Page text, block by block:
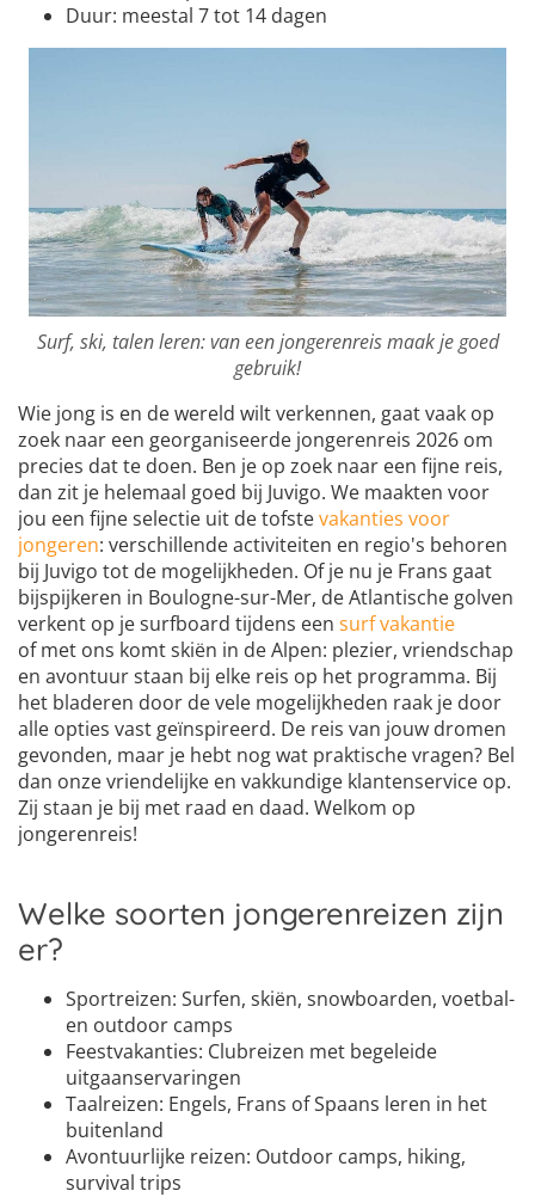
Duur: meestal 7 tot 14 dagen
Surf, ski, talen leren: van een jongerenreis maak je goed
gebruik!
Wie jong is en de wereld wilt verkennen, gaat vaak op
zoek naar een georganiseerde jongerenreis 2026 om
precies dat te doen. Ben je op zoek naar een fijne reis,
dan zit je helemaal goed bij Juvigo. We maakten voor
jou een fijne selectie uit de tofstevakanties voor
jongeren: verschillende activiteiten en regio's behoren
bij Juvigo tot de mogelijkheden. Of je nu je Frans gaat
bijspijkeren in Boulogne-sur-Mer, de Atlantische golven
verkent op je surfboard tijdens een surf vakantie
of met ons komt skiën in de Alpen: plezier, vriendschap
en avontuur staan bij elke reis op het programma. Bij
het bladeren door de vele mogelijkheden raak je door
alle opties vast geïnspireerd. De reis van jouw dromen
gevonden, maar je hebt nog wat praktische vragen? Bel
dan onze vriendelijke en vakkundige klantenservice op.
Zij staan je bij met raad en daad. Welkom op
jongerenreis!
Welke soorten jongerenreizen zijn
er?
Sportreizen: Surfen, skiën, snowboarden, voetbal-
en outdoor camps
Feestvakanties: Clubreizen met begeleide
uitgaanservaringen
Taalreizen: Engels, Frans of Spaans leren in het
buitenland
Avontuurlijke reizen: Outdoor camps, hiking,
survival trips